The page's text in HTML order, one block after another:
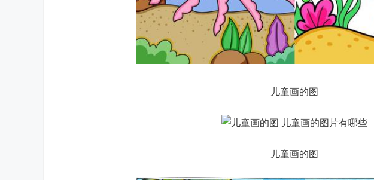
儿童画的图
儿童画的图